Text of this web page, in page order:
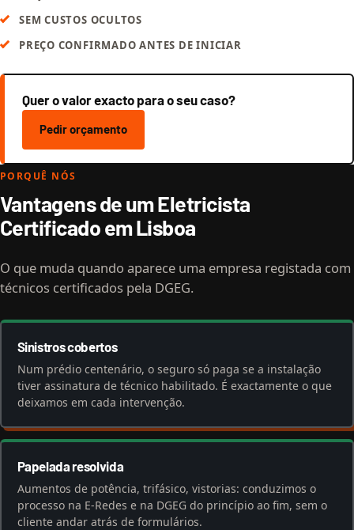
SEM CUSTOS OCULTOS
PREÇO CONFIRMADO ANTES DE INICIAR
Quer o valor exacto para o seu caso?
Pedir orçamento
PORQUÊ NÓS
Vantagens de um Eletricista
Certificado em Lisboa
O que muda quando aparece uma empresa registada com
técnicos certificados pela DGEG.
Sinistros cobertos
Num prédio centenário, o seguro só paga se a instalação
tiver assinatura de técnico habilitado. É exactamente o que
deixamos em cada intervenção.
Papelada resolvida
Aumentos de potência, trifásico, vistorias: conduzimos o
processo na E-Redes e na DGEG do princípio ao fim, sem o
cliente andar atrás de formulários.